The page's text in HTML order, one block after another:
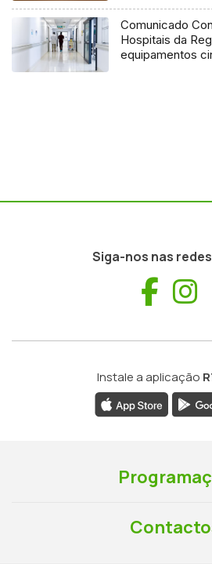
Comunicado
Hospitais da
equipamentos
Siga-nos nas
Instale a aplicação